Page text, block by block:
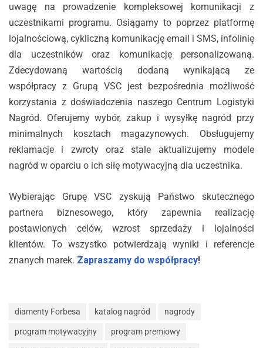
uwagę na prowadzenie kompleksowej komunikacji z
uczestnikami programu. Osiągamy to poprzez platformę
lojalnościową, cykliczną komunikację email i SMS, infolinię
dla uczestników oraz komunikację personalizowaną.
Zdecydowaną wartością dodaną wynikającą ze
współpracy z Grupą VSC jest bezpośrednia możliwość
korzystania z doświadczenia naszego Centrum Logistyki
Nagród. Oferujemy wybór, zakup i wysyłkę nagród przy
minimalnych kosztach magazynowych. Obsługujemy
reklamacje i zwroty oraz stale aktualizujemy modele
nagród w oparciu o ich siłę motywacyjną dla uczestnika.
Wybierając Grupę VSC zyskują Państwo skutecznego
partnera biznesowego, który zapewnia realizację
postawionych celów, wzrost sprzedaży i lojalności
klientów. To wszystko potwierdzają wyniki i referencje
znanych marek. Zapraszamy do współpracy!
diamenty Forbesa katalog nagród nagrody
program motywacyjny program premiowy